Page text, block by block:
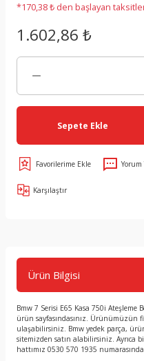
*170,38 ₺ den başlayan
1.602,86 ₺
Sepete Ekle
Yorum
Karşılaştır
Ürün Bilgisi
Bmw 7 Serisi E65 Kasa 750i Ateşleme
ürün sayfasındasınız. Ürünümüzün
ulaşabilirsiniz. Bmw yedek parça,
sitemizden satın alabilirsiniz. Ayrıca
hattımız 0530 570 1935